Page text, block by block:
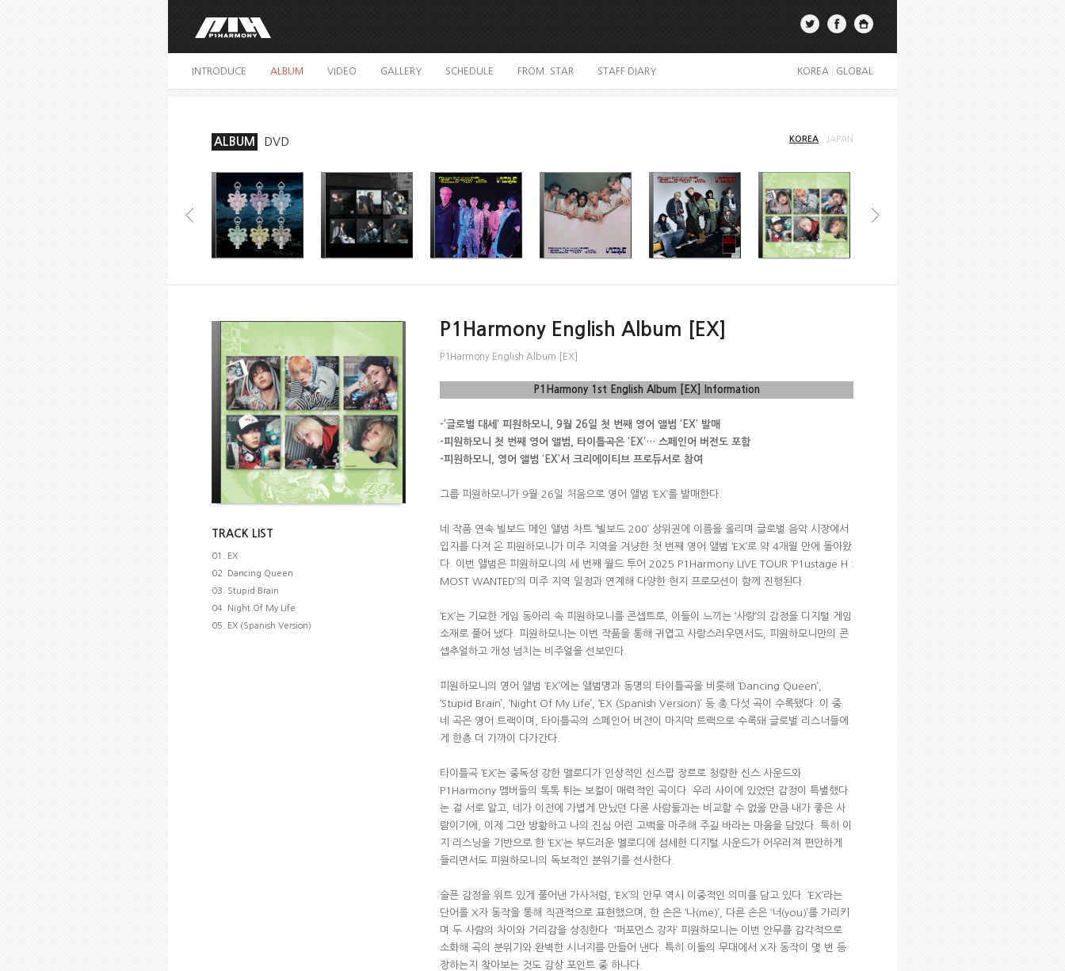
INTRODUCE ALBUM VIDEO GALLERY SCHEDULE FROM. STAR STAFF DIARY KOREA GLOBAL
ALBUM DVD KOREA JAPAN
TRACK LIST
01. EX
02. Dancing Queen
03. Stupid Brain
04. Night Of My Life
05. EX (Spanish Version)
P1Harmony English Album [EX]
P1Harmony English Album [EX]
P1Harmony 1st English Album [EX] Information
-‘글로벌 대세 ’ 피원하모니 , 9월 26일 첫 번째 영어 앨범 ‘EX’ 발매
-피원하모니 첫 번째 영어 앨범 타이틀곡은 ‘EX’… 스페인어 버전도 포함
-피원하모니 영어 앨범 ‘EX’서 크리에이티브 프로듀서로 참여
그룹 피원하모니가 9월 26일 처음으로 영어 앨범 ‘EX’를 발매한다
네 작품 연속 빌보드 메인 앨범 차트 ‘빌보드 200’ 상위권에 이름을 올리며 글로벌 음악 시장에서
입지를 다져 온 피원하모니가 미주 지역을 겨냥한 첫 번째 영어 앨범 ‘EX’로 약 4개월 만에 돌아왔
다
이번 앨범은 피원하모니의 세 번째 월드 투어 2025 P1Harmony LIVE TOUR ‘P1ustage H :
MOST WANTED’의 미주 지역 일정과 연계해 다양한 현지 프로모션이 함께 진행된다
‘EX’는 기묘한 게임 동아리 속 피원하모니를 콘셉트로 이들이 느끼는 ‘사랑’의 감정을 디지털 게임
소재로 풀어 냈다
피원하모니는 이번 작품을 통해 귀엽고 사랑스러우면서도
피원하모니만의 콘
셉추얼하고 개성 넘치는 비주얼을 선보인다
피원하모니의 영어 앨범 ‘EX’에는 앨범명과 동명의 타이틀곡을 비롯해 ‘Dancing Queen’,
‘Stupid Brain’, ‘Night Of My Life’, ‘EX (Spanish Version)’ 등 총 다섯 곡이 수록됐다
이 중
네 곡은 영어 트랙이며
타이틀곡의 스페인어 버전이 마지막 트랙으로 수록돼 글로벌 리스너들에
게 한층 더 가까이 다가간다
타이틀곡 ‘EX’는 중독성 강한 멜로디가 인상적인 신스팝 장르로 청량한 신스 사운드와
P1Harmony 멤버들의 톡톡 튀는 보컬이 매력적인 곡이다
우리 사이에 있었던 감정이 특별했다
는 걸 서로 알고
네가 이전에 가볍게 만났던 다른 사람들과는 비교할 수 없을 만큼 내가 좋은 사
람이기에
이제 그만 방황하고 나의 진심 어린 고백을 마주해 주길 바라는 마음을 담았다
특히 이
지 리스닝을 기반으로 한 ‘EX’는 부드러운 멜로디에 섬세한 디지털 사운드가 어우러져 편안하게
들리면서도 피원하모니의 독보적인 분위기를 선사한다
슬픈 감정을 위트 있게 풀어낸 가사처럼 , ‘EX’의 안무 역시 이중적인 의미를 담고 있다 . ‘EX’라는
단어를 X자 동작을 통해 직관적으로 표현했으며 한 손은 ‘나(me)’, 다른 손은 ‘너 (you)’를 가리키
며 두 사람의 차이와 거리감을 상징한다 . ‘퍼포먼스 강자’ 피원하모니는 이번 안무를 감각적으로
소화해 곡의 분위기와 완벽한 시너지를 만들어 낸다
특히 이들의 무대에서 X자 동작이 몇 번 등
장하는지 찾아보는 것도 감상 포인트 중 하나다